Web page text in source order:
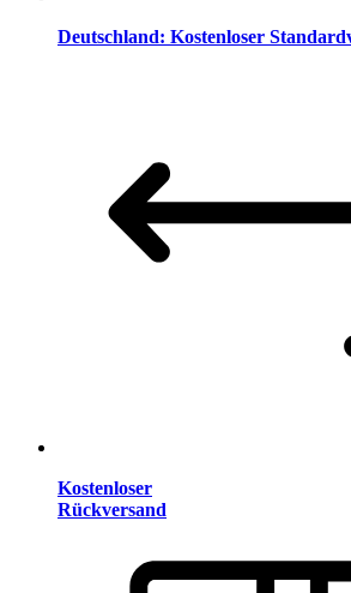
Deutschland: Kostenloser
Kostenloser
Rückversand